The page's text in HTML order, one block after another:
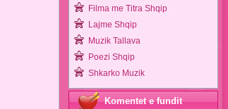
Filma me Titra Shqip
Lajme Shqip
Muzik Tallava
Poezi Shqip
Shkarko Muzik
Komentet e fundit